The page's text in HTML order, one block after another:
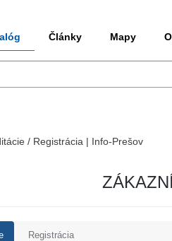
Články Mapy
/ Registrácia | Info-Prešov
Registrácia